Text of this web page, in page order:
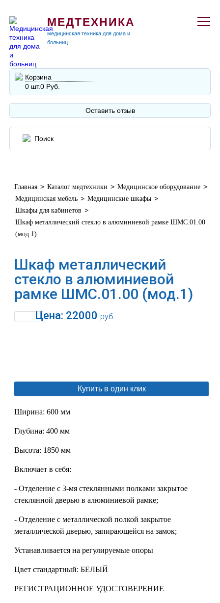
МЕДТЕХНИКА
медицинская техника для дома и
больниц
Корзина
0 шт.0 Руб.
Оставить отзыв
Главная > Каталог медтехники > Медицинское оборудование >
Медицинская мебель > Медицинские шкафы >
Шкафы для кабинетов >
Шкаф металлический стекло в алюминиевой рамке ШМС.01.00
(мод.1)
Шкаф металлический
стекло в алюминиевой
рамке ШМС.01.00 (мод.1)
Цена: 22000 руб.
Купить в один клик
Ширина: 600 мм
Глубина: 400 мм
Высота: 1850 мм
Включает в себя:
- Отделение с 3-мя стеклянными полками закрытое
стеклянной дверью в алюминиевой рамке;
- Отделение с металлической полкой закрытое
металлической дверью, запирающейся на замок;
Устанавливается на регулируемые опоры
Цвет стандартный: БЕЛЫЙ
РЕГИСТРАЦИОННОЕ УДОСТОВЕРЕНИЕ